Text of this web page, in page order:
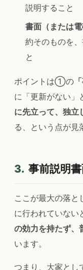
説明すること
書面（または
約そのものを
と
ポイントは①の
に「更新がない」
に先立って、独立
る、という点が見
3. 事前説明
ここが最大の落と
に行われていない
の効力を持たず、
います。
つまり、大家とし